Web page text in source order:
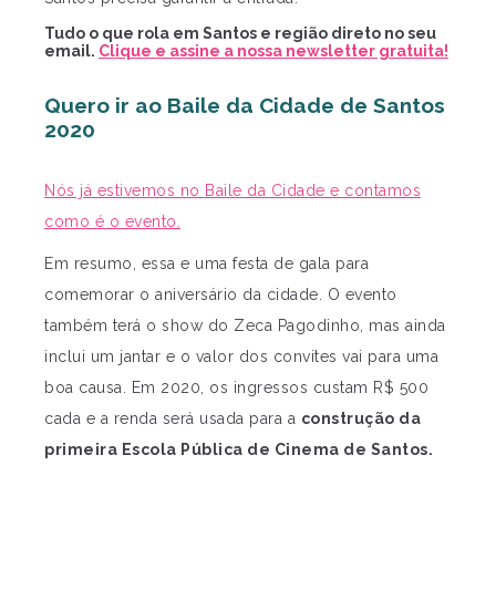
Tudo o que rola em Santos e região direto no seu
email. Clique e assine a nossa newsletter gratuita!
Quero ir ao Baile da Cidade de Santos
2020
Nós já estivemos no Baile da Cidade e contamos
como é o evento.
Em resumo, essa e uma festa de gala para
comemorar o aniversário da cidade. O evento
também terá o show do Zeca Pagodinho, mas ainda
inclui um jantar e o valor dos convites vai para uma
boa causa. Em 2020, os ingressos custam R$ 500
cada e a renda será usada para a construção da
primeira Escola Pública de Cinema de Santos.